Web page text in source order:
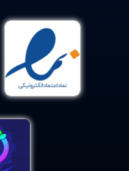
شکم‌بند پس از زایمان را
معمولاً ۶ تا ۸
دقیق استفاده به توصیه
آیا استفاده از شکم‌بند در
بستگی به نوع شکم‌بند
همین حالا شکم‌بند طبی
دردهای شکمی و کمری